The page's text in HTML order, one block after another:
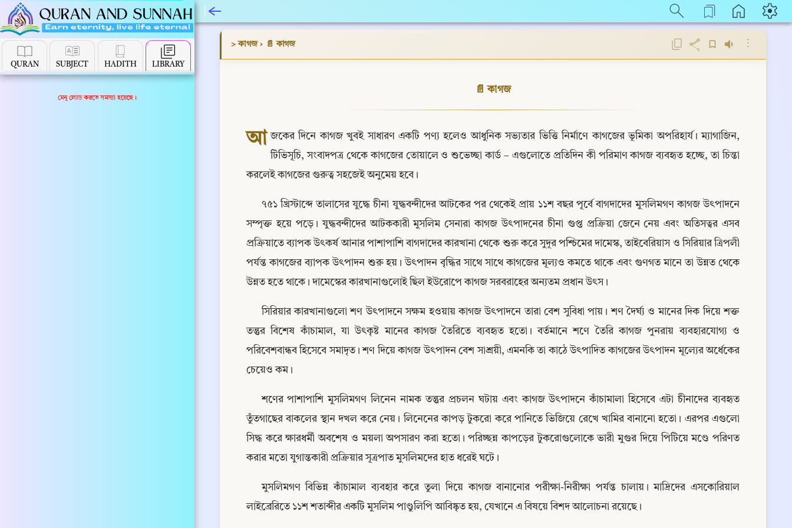
QURAN SUBJECT HADITH LIBRARY
মেনু লোড করতে সমস্যা হয়েছে।
> কাগজ › 📄 কাগজ ⋮
📄 কাগজ
আ জকের দিনে কাগজ খুবই সাধারণ একটি পণ্য হলেও আধুনিক সভ্যতার ভিত্তি নির্মাণে কাগজের ভূমিকা অপরিহার্য। ম্যাগাজিন,
টিভিসূচি, সংবাদপত্র থেকে কাগজের তোয়ালে ও শুভেচ্ছা কার্ড – এগুলোতে প্রতিদিন কী পরিমাণ কাগজ ব্যবহৃত হচ্ছে, তা চিন্তা
করলেই কাগজের গুরুত্ব সহজেই অনুমেয় হবে।
৭৫১ খ্রিস্টাব্দে তালাসের যুদ্ধে চীনা যুদ্ধবন্দীদের আটকের পর থেকেই প্রায় ১১শ বছর পূর্বে বাগদাদের মুসলিমগণ কাগজ উৎপাদনে
সম্পৃক্ত হয়ে পড়ে। যুদ্ধবন্দীদের আটককারী মুসলিম সেনারা কাগজ উৎপাদনের চীনা গুপ্ত প্রক্রিয়া জেনে নেয় এবং অতিসত্বর এসব
প্রক্রিয়াতে ব্যাপক উৎকর্ষ আনার পাশাপাশি বাগদাদের কারখানা থেকে শুরু করে সুদূর পশ্চিমের দামেস্ক, তাইবেরিয়াস ও সিরিয়ার ত্রিপলী
পর্যন্ত কাগজের ব্যাপক উৎপাদন শুরু হয়। উৎপাদন বৃদ্ধির সাথে সাথে কাগজের মূল্যও কমতে থাকে এবং গুণগত মানে তা উন্নত থেকে
উন্নত হতে থাকে। দামেস্কের কারখানাগুলোই ছিল ইউরোপে কাগজ সরবরাহের অন্যতম প্রধান উৎস।
সিরিয়ার কারখানাগুলো শণ উৎপাদনে সক্ষম হওয়ায় কাগজ উৎপাদনে তারা বেশ সুবিধা পায়। শণ দৈর্ঘ্য ও মানের দিক দিয়ে শক্ত
তন্তুর বিশেষ কাঁচামাল, যা উৎকৃষ্ট মানের কাগজ তৈরিতে ব্যবহৃত হতো। বর্তমানে শণে তৈরি কাগজ পুনরায় ব্যবহারযোগ্য ও
পরিবেশবান্ধব হিসেবে সমাদৃত। শণ দিয়ে কাগজ উৎপাদন বেশ সাশ্রয়ী, এমনকি তা কাঠে উৎপাদিত কাগজের উৎপাদন মূল্যের অর্ধেকের
চেয়েও কম।
শণের পাশাপাশি মুসলিমগণ লিনেন নামক তন্তুর প্রচলন ঘটায় এবং কাগজ উৎপাদনে কাঁচামালা হিসেবে এটা চীনাদের ব্যবহৃত
তুঁতগাছের বাকলের স্থান দখল করে নেয়। লিনেনের কাপড় টুকরো করে পানিতে ভিজিয়ে রেখে খামির বানানো হতো। এরপর এগুলো
সিদ্ধ করে ক্ষারধর্মী অবশেষ ও ময়লা অপসারণ করা হতো। পরিচ্ছন্ন কাপড়ের টুকরোগুলোকে ভারী মুগুর দিয়ে পিটিয়ে মণ্ডে পরিণত
করার মতো যুগান্তকারী প্রক্রিয়ার সূত্রপাত মুসলিমদের হাত ধরেই ঘটে।
মুসলিমগণ বিভিন্ন কাঁচামাল ব্যবহার করে তুলা দিয়ে কাগজ বানানোর পরীক্ষা-নিরীক্ষা পর্যন্ত চালায়। মাদ্রিদের এসকোরিয়াল
লাইব্রেরিতে ১১শ শতাব্দীর একটি মুসলিম পাণ্ডুলিপি আবিষ্কৃত হয়, যেখানে এ বিষয়ে বিশদ আলোচনা রয়েছে।
Copy